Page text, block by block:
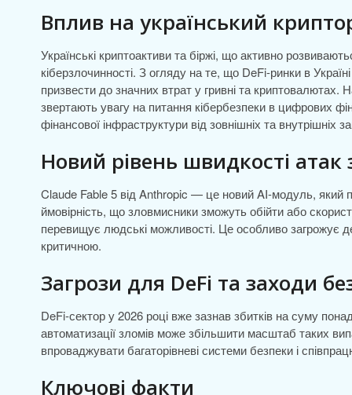
Вплив на український
Українські криптоактиви та біржі, що активно
кіберзлочинності. З огляду на те, що DeFi-ринки в
призвести до значних втрат у гривні та
звертають увагу на питання кібербезпеки в цифрових
фінансової інфраструктури від зовнішніх та внутрішніх
Новий рівень швидкості
Claude Fable 5 від Anthropic — це новий AI-модуль, який
ймовірність, що зловмисники зможуть обійти або
перевищує людські можливості. Це особливо загрожує
критичною.
Загрози для DeFi та заходи
DeFi-сектор у 2026 році вже зазнав збитків на суму
автоматизації зломів може збільшити масштаб таких
впроваджувати багаторівневі системи безпеки і
Ключові факти